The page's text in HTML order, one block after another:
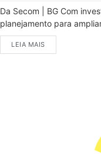
Da Secom | BG Com
planejamento para
LEIA MAIS